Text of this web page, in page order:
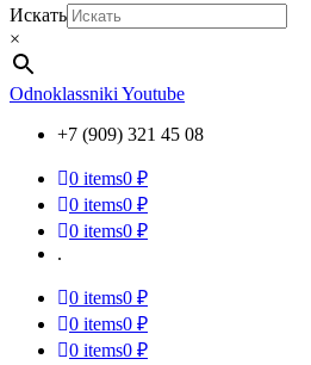
Искать
×
Odnoklassniki Youtube
+7 (909) 321 45 08
0 items0 ₽
0 items0 ₽
0 items0 ₽
.
0 items0 ₽
0 items0 ₽
0 items0 ₽